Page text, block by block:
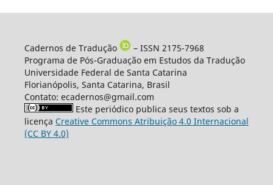
Cadernos de Tradução
– ISSN 2175-7968
Programa de Pós-Graduação em Estudos da Tradução
Universidade Federal de Santa Catarina
Florianópolis, Santa Catarina, Brasil
Contato: ecadernos@gmail.com
Este periódico publica seus textos sob a
licença Creative Commons Atribuição 4.0 Internacional
(CC BY 4.0)